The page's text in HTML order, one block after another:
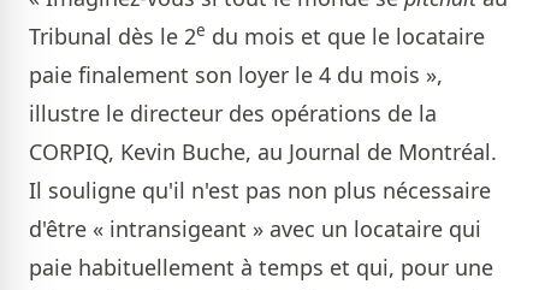
Tribunal dès le 2e du mois et que le locataire
paie finalement son loyer le 4 du mois »,
illustre le directeur des opérations de la
CORPIQ, Kevin Buche, au Journal de Montréal.
Il souligne qu'il n'est pas non plus nécessaire
d'être « intransigeant » avec un locataire qui
paie habituellement à temps et qui, pour une